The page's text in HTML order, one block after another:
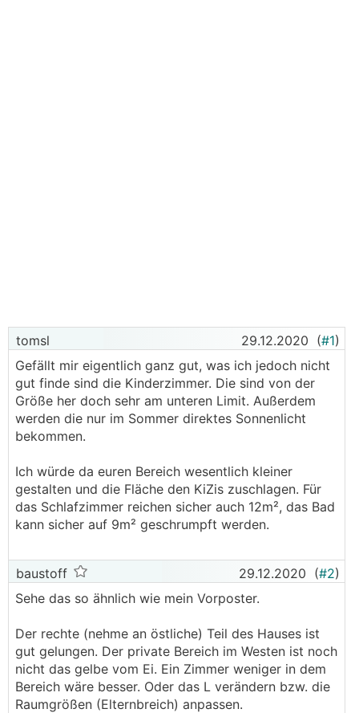
tomsl 29.12.2020 (#1)
Gefällt mir eigentlich ganz gut, was ich jedoch nicht
gut finde sind die Kinderzimmer. Die sind von der
Größe her doch sehr am unteren Limit. Außerdem
werden die nur im Sommer direktes Sonnenlicht
bekommen.
Ich würde da euren Bereich wesentlich kleiner
gestalten und die Fläche den KiZis zuschlagen. Für
das Schlafzimmer reichen sicher auch 12m², das Bad
kann sicher auf 9m² geschrumpft werden.
baustoff 29.12.2020 (#2)
Sehe das so ähnlich wie mein Vorposter.
Der rechte (nehme an östliche) Teil des Hauses ist
gut gelungen. Der private Bereich im Westen ist noch
nicht das gelbe vom Ei. Ein Zimmer weniger in dem
Bereich wäre besser. Oder das L verändern bzw. die
Raumgrößen (Elternbreich) anpassen.